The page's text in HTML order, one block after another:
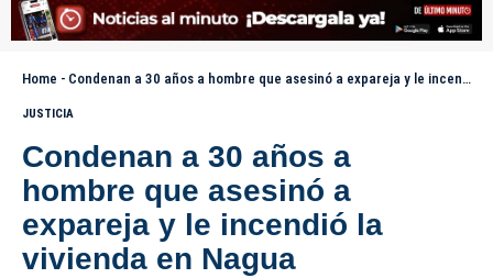
Home - Condenan a 30 años a hombre que asesinó a expareja y le incendió la vivienda en Nagua
JUSTICIA
Condenan a 30 años a
hombre que asesinó a
expareja y le incendió la
vivienda en Nagua